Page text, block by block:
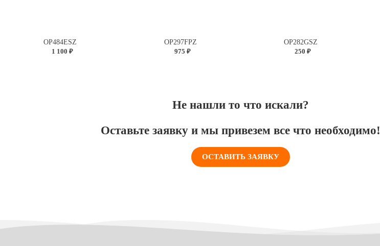
OP484ESZ
1 100 ₽
OP297FPZ
975 ₽
OP282GSZ
250 ₽
Не нашли то что искали?
Оставьте заявку и мы привезем все что необходимо!
ОСТАВИТЬ ЗАЯВКУ